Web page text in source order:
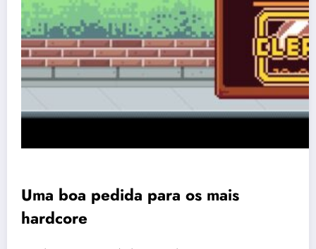
Uma boa pedida para os mais
hardcore